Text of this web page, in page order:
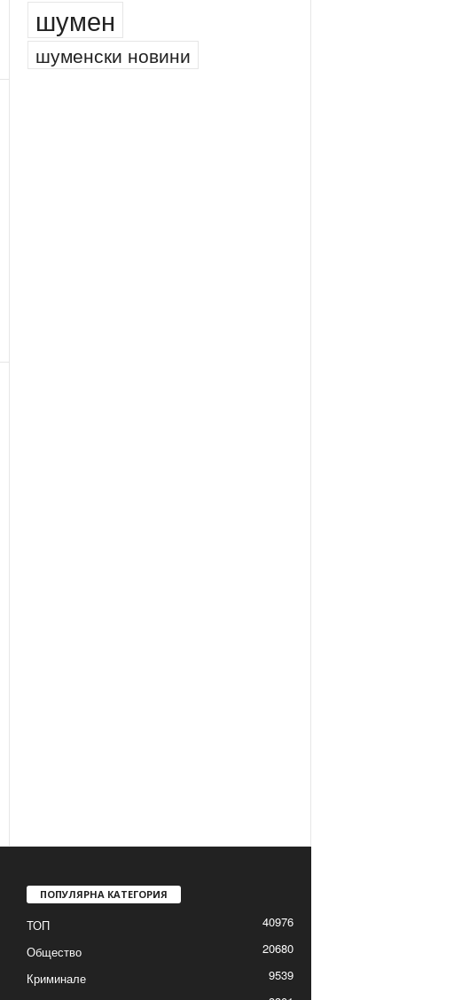
шумен
шуменски новини
ПОПУЛЯРНА КАТЕГОРИЯ
ТОП
40976
Общество
20680
Криминале
9539